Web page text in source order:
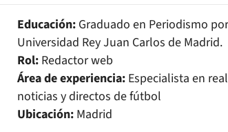
Educación: Graduado en Periodismo
Universidad Rey Juan Carlos de Madrid.
Rol: Redactor web
Área de experiencia: Especialista en
noticias y directos de fútbol
Ubicación: Madrid